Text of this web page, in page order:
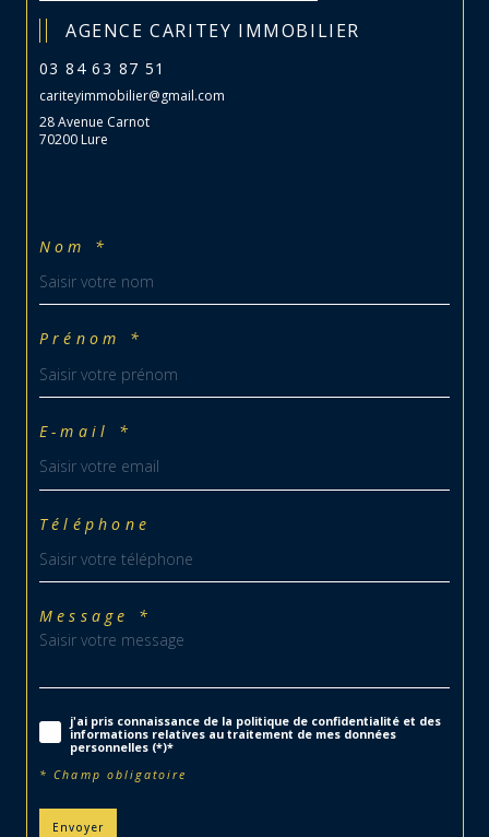
AGENCE CARITEY IMMOBILIER
03 84 63 87 51
cariteyimmobilier@gmail.com
28 Avenue Carnot
70200 Lure
Nom *
Prénom *
E-mail *
Téléphone
Message *
j'ai pris connaissance de la politique de confidentialité et des
informations relatives au traitement de mes données
personnelles (*)*
* Champ obligatoire
Envoyer